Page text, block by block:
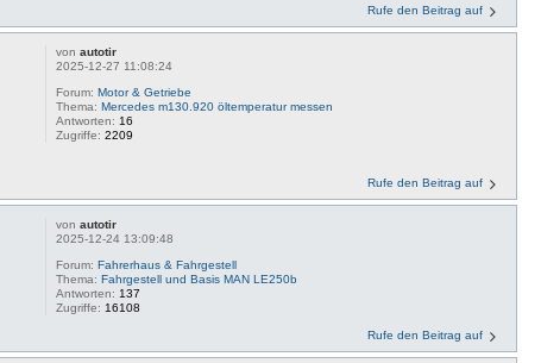
Rufe den Beitrag auf
vonautotir
2025-12-27 11:08:24
Forum:Motor & Getriebe
Thema:Mercedes m130.920 öltemperatur messen
Antworten: 16
Zugriffe:2209
Rufe den Beitrag auf
vonautotir
2025-12-24 13:09:48
Forum:Fahrerhaus & Fahrgestell
Thema:Fahrgestell und Basis MAN LE250b
Antworten: 137
Zugriffe: 16108
Rufe den Beitrag auf